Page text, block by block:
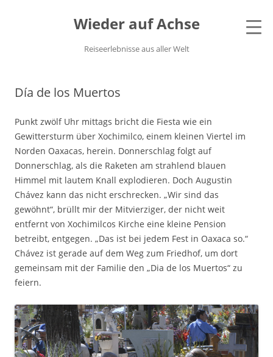
Wieder auf Achse
Reiseerlebnisse aus aller Welt
Día de los Muertos
Punkt zwölf Uhr mittags bricht die Fiesta wie ein
Gewittersturm über Xochimilco, einem kleinen Viertel im
Norden Oaxacas, herein. Donnerschlag folgt auf
Donnerschlag, als die Raketen am strahlend blauen
Himmel mit lautem Knall explodieren. Doch Augustin
Chávez kann das nicht erschrecken. „Wir sind das
gewöhnt“, brüllt mir der Mitvierziger, der nicht weit
entfernt von Xochimilcos Kirche eine kleine Pension
betreibt, entgegen. „Das ist bei jedem Fest in Oaxaca so.“
Chávez ist gerade auf dem Weg zum Friedhof, um dort
gemeinsam mit der Familie den „Dia de los Muertos“ zu
feiern.